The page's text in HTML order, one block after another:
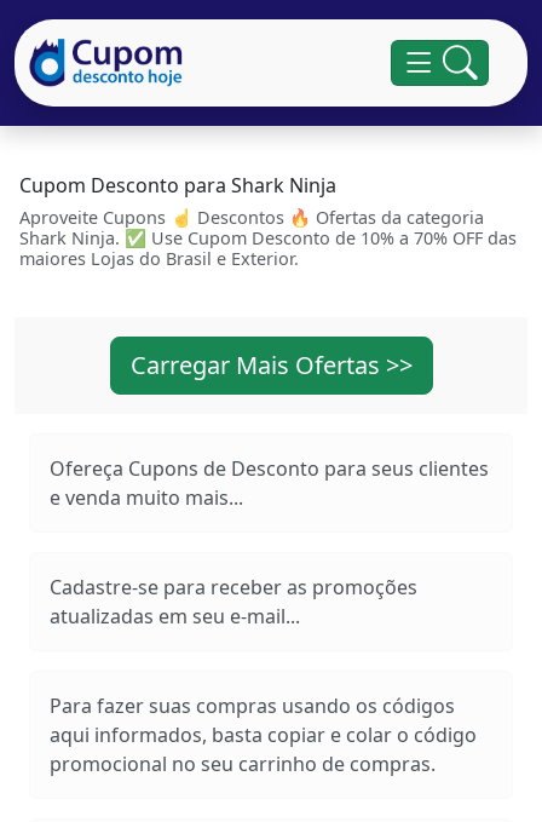
Cupom Desconto para Shark Ninja
Aproveite Cupons ☝ Descontos 🔥 Ofertas da categoria
Shark Ninja. ✅ Use Cupom Desconto de 10% a 70% OFF das
maiores Lojas do Brasil e Exterior.
Carregar Mais Ofertas >>
Ofereça Cupons de Desconto para seus clientes
e venda muito mais...
Cadastre-se para receber as promoções
atualizadas em seu e-mail...
Para fazer suas compras usando os códigos
aqui informados, basta copiar e colar o código
promocional no seu carrinho de compras.